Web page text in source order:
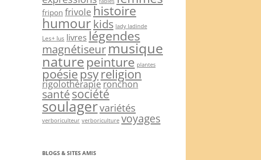
fripon frivole histoire
humour kids lady ladinde
Les+ lus livreslégendes
magnétiseurmusique
naturepeinture plantes
poésiepsyreligion
rigolothérapieronchon
santésociété
soulagervariétés
verboriculteur verboriculture voyages
BLOGS & SITES AMIS